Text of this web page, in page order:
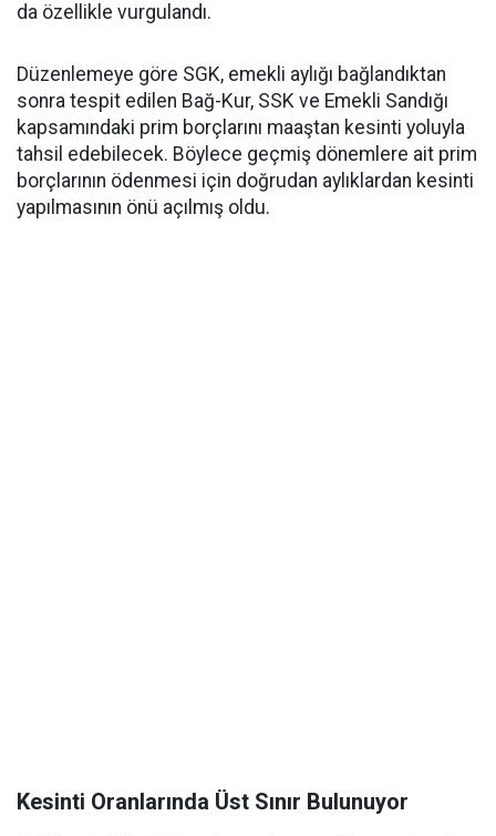
da özellikle vurgulandı.
Düzenlemeye göre SGK, emekli aylığı bağlandıktan
sonra tespit edilen Bağ-Kur, SSK ve Emekli Sandığı
kapsamındaki prim borçlarını maaştan kesinti yoluyla
tahsil edebilecek. Böylece geçmiş dönemlere ait prim
borçlarının ödenmesi için doğrudan aylıklardan kesinti
yapılmasının önü açılmış oldu.
Kesinti Oranlarında Üst Sınır Bulunuyor